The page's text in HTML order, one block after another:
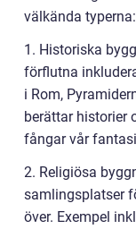
välkända typerna:
1. Historiska
förflutna
i Rom,
berättar historier
fångar vår
2. Religiösa
samlingsplatser
över. Exempel